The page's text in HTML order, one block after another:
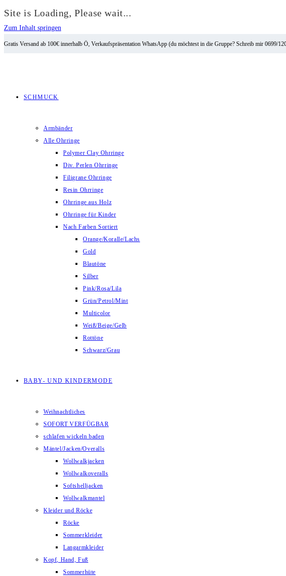
Site is Loading, Please wait...
Zum Inhalt springen
Gratis Versand ab 100€ innerhalb Ö, Verkaufspräsentation WhatsApp (du möchtest in die Gruppe? Schreib mir
SCHMUCK
Armbänder
Alle Ohrringe
Polymer Clay Ohrringe
Div. Perlen Ohrringe
Filigrane Ohrringe
Resin Ohrringe
Ohrringe aus Holz
Ohrringe für Kinder
Nach Farben Sortiert
Orange/Koralle/Lachs
Gold
Blautöne
Silber
Pink/Rosa/Lila
Grün/Petrol/Mint
Multicolor
Weiß/Beige/Gelb
Rottöne
Schwarz/Grau
BABY- UND KINDERMODE
Weihnachtliches
SOFORT VERFÜGBAR
schlafen wickeln baden
Mäntel/Jacken/Overalls
Wollwalkjacken
Wollwalkoveralls
Softshelljacken
Wollwalkmantel
Kleider und Röcke
Röcke
Sommerkleider
Langarmkleider
Kopf, Hand, Fuß
Sommerhüte